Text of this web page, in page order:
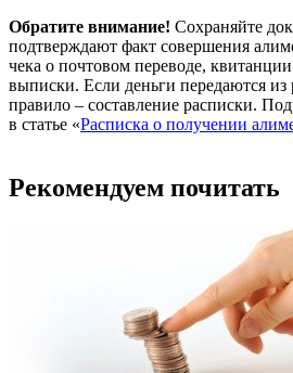
Обратите внимание! Сохраняйте
подтверждают факт совершения
чека о почтовом переводе,
выписки. Если деньги передаются из
правило – составление расписки.
в статье «Расписка о получении
Рекомендуем почитать